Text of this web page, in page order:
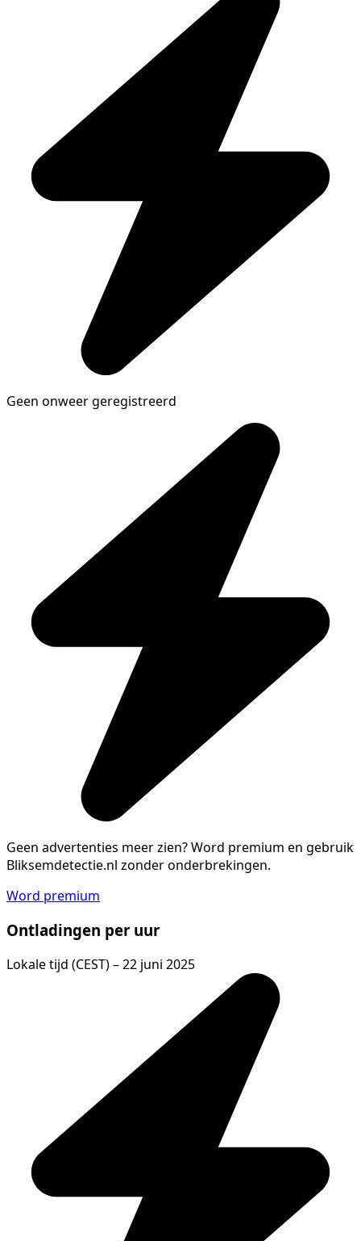
Geen onweer geregistreerd
Geen advertenties meer zien?Word premium en gebruik
Bliksemdetectie.nl zonder onderbrekingen.
Word premium
Ontladingen per uur
Lokale tijd (CEST) – 22 juni 2025